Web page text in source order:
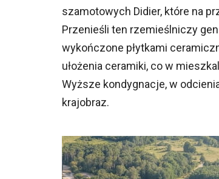
szamotowych Didier, które na
Przenieśli ten rzemieślniczy
wykończone płytkami
ułożenia ceramiki, co w
Wyższe kondygnacje, w
krajobraz.